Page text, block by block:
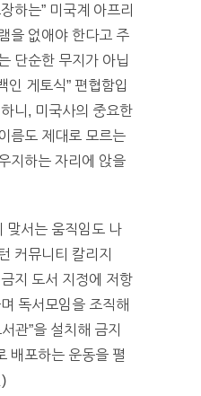
하는” 미국계 아프리
을 없애야 한다고 주
단순한 무지가 아닙
인 게토식” 편협함입
니, 미국사의 중요한
름도 제대로 모르는
지하는 자리에 앉을
맞서는 움직임도 나
커뮤니티 칼리지
지 도서 지정에 저항
독서모임을 조직해
관”을 설치해 금지
배포하는 운동을 펼